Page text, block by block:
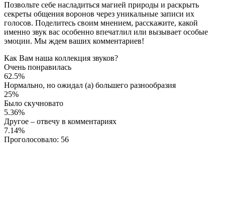
Позвольте себе насладиться магией природы и раскрыть
секреты общения воронов через уникальные записи их
голосов. Поделитесь своим мнением, расскажите, какой
именно звук вас особенно впечатлил или вызывает особые
эмоции. Мы ждем ваших комментариев!
Как Вам наша коллекция звуков?
Очень понравилась
62.5%
Нормально, но ожидал (а) большего разнообразия
25%
Было скучновато
5.36%
Другое – отвечу в комментариях
7.14%
Проголосовало: 56